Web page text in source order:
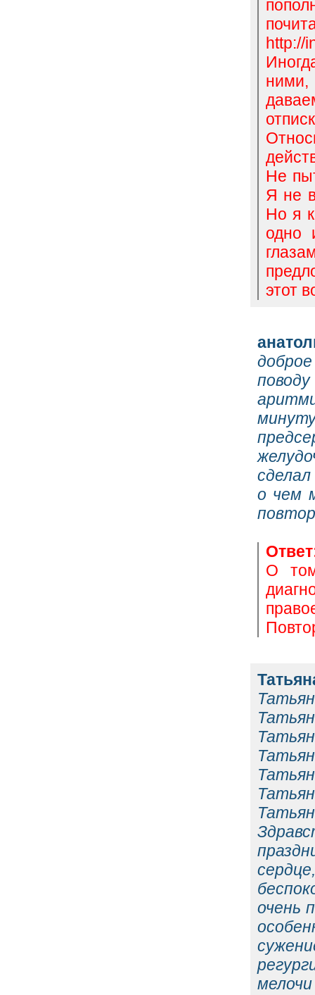
http://
ними,
Не
Я не
Но я
одно
этот
сделал
о чем
О
очень